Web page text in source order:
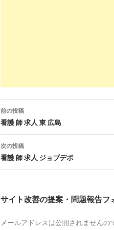
パート 週1 看護師の求人 - 北
4 https://jp.indeed.com
蘭駅
看護師 准看護師の求人 - 北海
ド)
室蘭市の看護師求人情報が満
3 https://jp.indeed.com/正看護
投
稿
ナ
ゲ
前の投稿
看護 師 求人 東 広島
次の投稿
看護 師 求人 ジョブデポ
サイト改善の提案・問題報告フ
メールアドレスは公開されませんの